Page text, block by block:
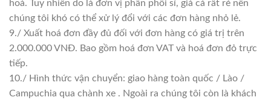
hoá. Tuy nhiên do là đơn vị phân phối sỉ, giá cả rất rẻ nên
chúng tôi khó có thể xử lý đổi với các đơn hàng nhỏ lẻ.
9./ Xuất hoá đơn đầy đủ đối với đơn hàng có giá trị trên
2.000.000 VNĐ. Bao gồm hoá đơn VAT và hoá đơn đỏ trực
tiếp.
10./ Hình thức vận chuyển: giao hàng toàn quốc / Lào /
Campuchia qua chành xe . Ngoài ra chúng tôi còn là khách